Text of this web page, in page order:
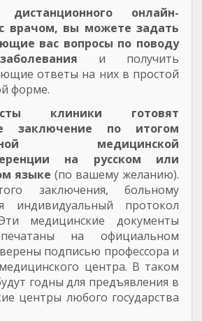
онлайн-
врачом, вы можете задать
вас вопросы по поводу
и получить
ответы на них в простой
форме.
клиники готовят
заключение по итогом
медицинской
на русском или
языке (по вашему желанию).
заключения, больному
индивидуальный протокол
медицинские документы
на официальном
подписью профессора и
центра. В таком
годны для предъявления в
центры любого государства